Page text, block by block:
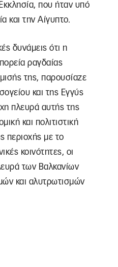
που ήταν υπό
και την Αίγυπτο.
δυνάμεις ότι η
ραγδαίας
της, παρουσίαζε
και της Εγγύς
πλευρά αυτής της
και πολιτιστική
περιοχής με το
κοινότητες, οι
των Βαλκανίων
και αλυτρωτισμών